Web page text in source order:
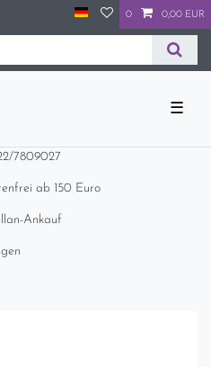
0 0,00 EUR
☰
7809027
ab 150 Euro
Ankauf